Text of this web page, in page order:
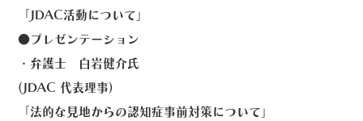
「JDAC活動について」
●プレゼンテーション
・弁護士 白岩健介氏
(JDAC 代表理事)
「法的な見地からの認知症事前対策について」